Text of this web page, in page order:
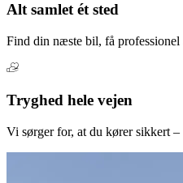
Alt samlet ét sted
Find din næste bil, få professionel
Tryghed hele vejen
Vi sørger for, at du kører sikkert